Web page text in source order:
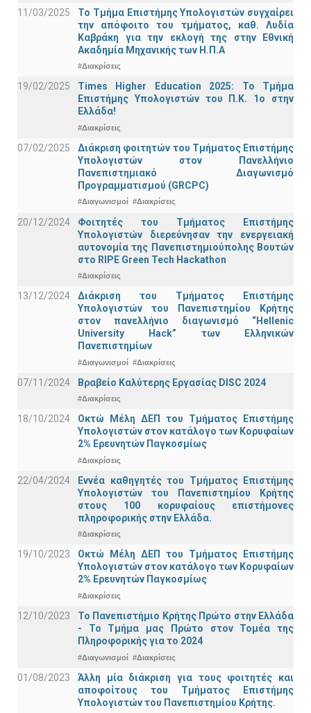
11/03/2025
Το Τμήμα Επιστήμης Υπολογιστών συγχαίρει
την απόφοιτο του τμήματος, καθ. Λυδία
Καβράκη για την εκλογή της στην Εθνική
Ακαδημία Μηχανικής των Η.Π.Α
#Διακρίσεις
19/02/2025
Times Higher Education 2025: Το Τμήμα
Επιστήμης Υπολογιστών του Π.Κ. 1ο στην
Ελλάδα!
#Διακρίσεις
07/02/2025
Διάκριση φοιτητών του Τμήματος Επιστήμης
Υπολογιστών στον Πανελλήνιο
Πανεπιστημιακό Διαγωνισμό
Προγραμματισμού (GRCPC)
#Διαγωνισμοί #Διακρίσεις
20/12/2024
Φοιτητές του Τμήματος Επιστήμης
Υπολογιστών διερεύνησαν την ενεργειακή
αυτονομία της Πανεπιστημιούπολης Βουτών
στο RIPE Green Tech Hackathon
#Διακρίσεις
13/12/2024
Διάκριση του Τμήματος Επιστήμης
Υπολογιστών του Πανεπιστημίου Κρήτης
στον πανελλήνιο διαγωνισμό “Hellenic
University Hack” των Ελληνικών
Πανεπιστημίων
#Διαγωνισμοί #Διακρίσεις
07/11/2024 Βραβείο Καλύτερης Εργασίας DISC 2024
#Διακρίσεις
18/10/2024
Οκτώ Μέλη ΔΕΠ του Τμήματος Επιστήμης
Υπολογιστών στον κατάλογο των Κορυφαίων
2% Ερευνητών Παγκοσμίως
#Διακρίσεις
22/04/2024
Εννέα καθηγητές του Τμήματος Επιστήμης
Υπολογιστών του Πανεπιστημίου Κρήτης
στους 100 κορυφαίους επιστήμονες
πληροφορικής στην Ελλάδα.
#Διακρίσεις
19/10/2023
Οκτώ Μέλη ΔΕΠ του Τμήματος Επιστήμης
Υπολογιστών στον κατάλογο των Κορυφαίων
2% Ερευνητών Παγκοσμίως
#Διακρίσεις
12/10/2023
Το Πανεπιστήμιο Κρήτης Πρώτο στην Ελλάδα
- Το Τμήμα μας Πρώτο στον Τομέα της
Πληροφορικής για το 2024
#Διαγωνισμοί #Διακρίσεις
01/08/2023
Άλλη μία διάκριση για τους φοιτητές και
αποφοίτους του Τμήματος Επιστήμης
Υπολογιστών του Πανεπιστημίου Κρήτης.